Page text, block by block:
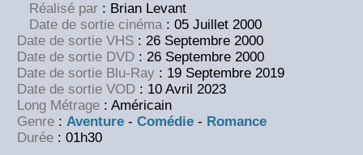
Réalisé par : Brian Levant
Date de sortie cinéma : 05 Juillet 2000
Date de sortie VHS : 26 Septembre 2000
Date de sortie DVD : 26 Septembre 2000
Date de sortie Blu-Ray : 19 Septembre 2019
Date de sortie VOD : 10 Avril 2023
Long Métrage : Américain
Genre : Aventure - Comédie - Romance
Durée : 01h30